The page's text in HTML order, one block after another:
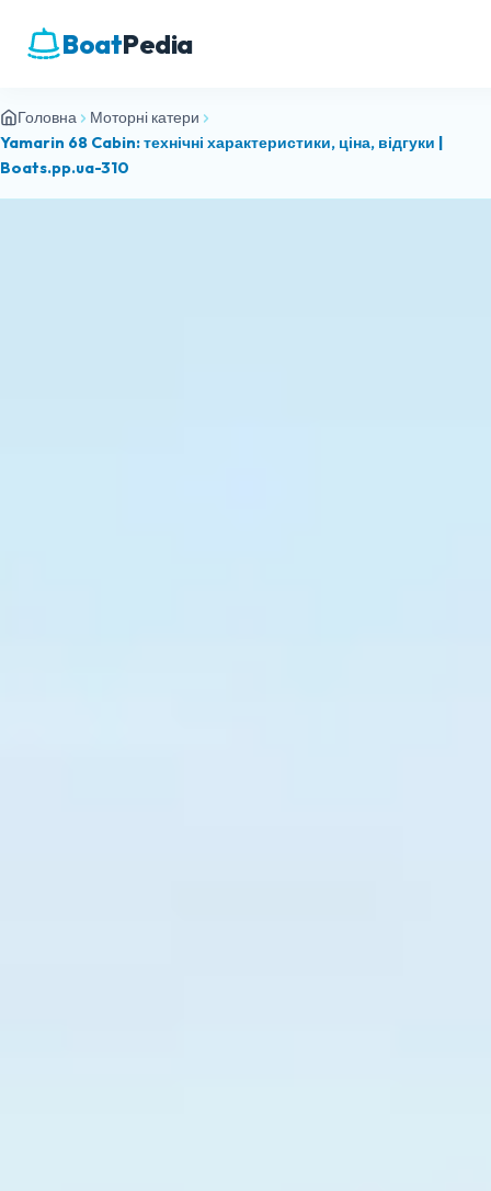
BoatPedia
Головна
Моторні катери
Yamarin 68 Cabin: технічні характеристики, ціна, відгуки |
Boats.pp.ua-310